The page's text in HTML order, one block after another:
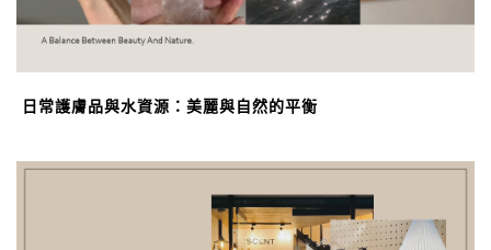
日常護膚品與水資源：美麗與自然的平衡